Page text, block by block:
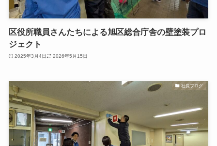
区役所職員さんたちによる旭区総合庁舎の壁塗装プロ
ジェクト
2025年3月4日 2026年5月15日
社長ブログ